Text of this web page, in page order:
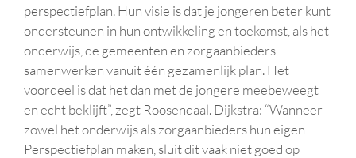
perspectiefplan. Hun visie is dat je jongeren beter kunt
ondersteunen in hun ontwikkeling en toekomst, als het
onderwijs, de gemeenten en zorgaanbieders
samenwerken vanuit één gezamenlijk plan. Het
voordeel is dat het dan met de jongere meebeweegt
en echt beklijft”, zegt Roosendaal. Dijkstra: “Wanneer
zowel het onderwijs als zorgaanbieders hun eigen
Perspectiefplan maken, sluit dit vaak niet goed op